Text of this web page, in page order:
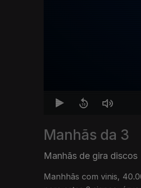
Manhãs da 3
Manhãs de gira discos
Manhhãs com vinis, 40.000 euros para ver os jogos do Mundial, sorte